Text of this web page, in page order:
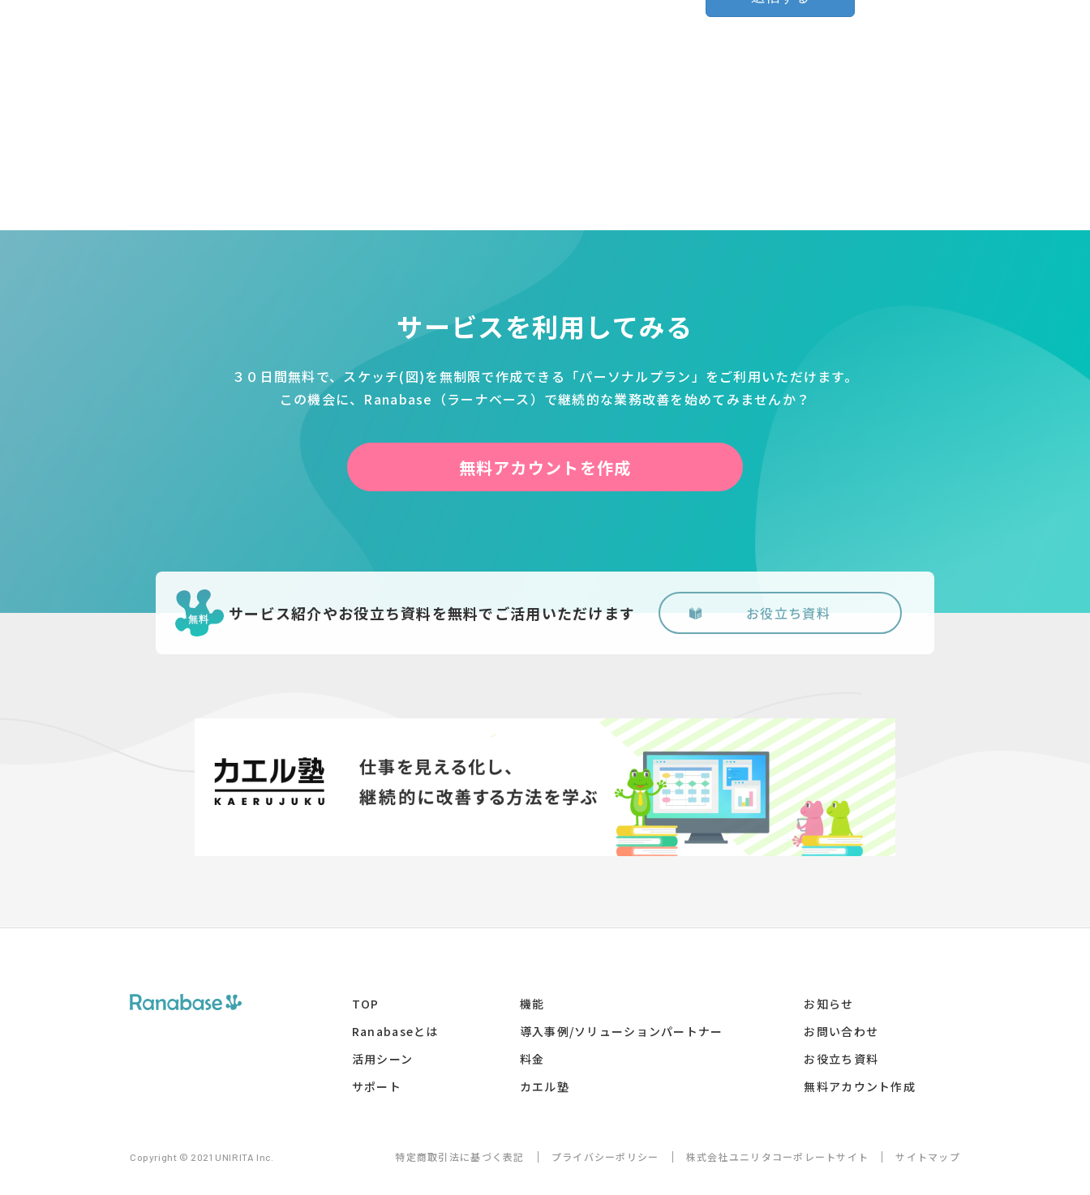
サービスを利用してみる
３０日間無料で、スケッチ(図)を無制限で作成できる 「パーソナルプラン」をご利用いただけます。
この機会に、Ranabase（ラーナベース）で継続的な業務改善を始めてみませんか？
無料アカウントを作成
サービス紹介やお役立ち資料を無料でご活用いただけます お役立ち資料
TOP
Ranabaseとは
活用シーン
サポート
機能
導入事例/ソリューションパートナー
料金
カエル塾
お知らせ
お問い合わせ
お役立ち資料
無料アカウント作成
Copyright © 2021 UNIRITA Inc. 特定商取引法に基づく表記 プライバシーポリシー 株式会社ユニリタコーポレートサイト サイトマップ